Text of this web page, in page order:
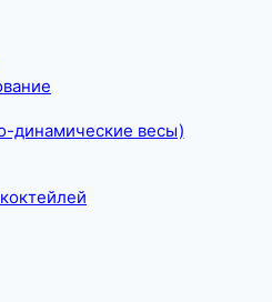
динамические весы)